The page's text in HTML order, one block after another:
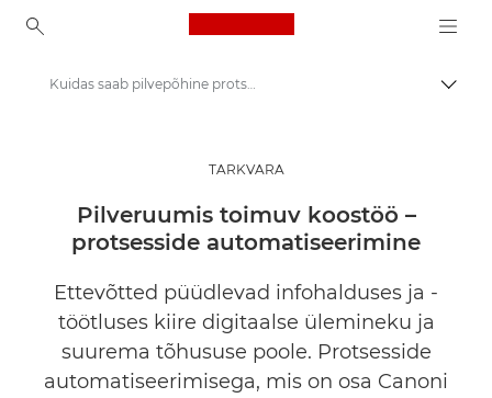
Canon Logo, back to
Lahendused ja teenused
Äritooted
Äritarkvara
Kuidas saab pilvepõhine protsesside automatiseerimine teie ettevõtet aidata?
TARKVARA
Pilveruumis toimuv koostöö –
protsesside automatiseerimine
Ettevõtted püüdlevad infohalduses ja -
töötluses kiire digitaalse ülemineku ja
suurema tõhususe poole. Protsesside
automatiseerimisega, mis on osa Canoni